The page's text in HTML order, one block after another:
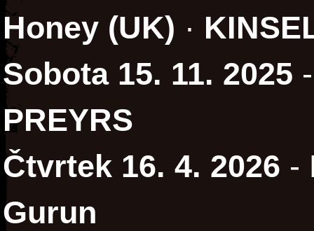
Honey (UK) ·
Sobota 15. 11. 2025
PREYRS
Čtvrtek 16. 4. 2026 -
Gurun